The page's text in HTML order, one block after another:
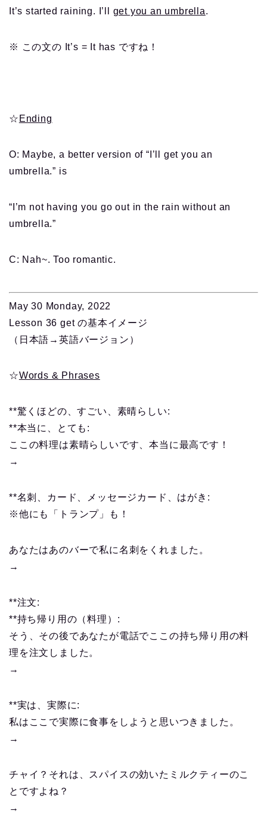
It’s started raining. I’ll get you an umbrella.
※ この文の It’s = It has ですね！
☆ Ending
O: Maybe, a better version of “I’ll get you an
umbrella.” is
“I’m not having you go out in the rain without an
umbrella.”
C: Nah~. Too romantic.
May 30 Monday, 2022
Lesson 36 get の基本イメージ
（日本語→英語バージョン）
☆Words & Phrases
**驚くほどの、すごい、素晴らしい:
**本当に、とても:
ここの料理は素晴らしいです、本当に最高です！
→
**名刺、カード、メッセージカード、はがき:
※他にも「トランプ」も！
あなたはあのバーで私に名刺をくれました。
→
**注文:
**持ち帰り用の（料理）:
そう、その後であなたが電話でここの持ち帰り用の料
理を注文しました。
→
**実は、実際に:
私はここで実際に食事をしようと思いつきました。
→
チャイ？それは、スパイスの効いたミルクティーのこ
とですよね？
→